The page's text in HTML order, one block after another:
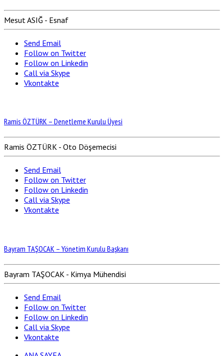
Mesut ASIĞ - Esnaf
Send Email
Follow on Twitter
Follow on Linkedin
Call via Skype
Vkontakte
Ramis ÖZTÜRK – Denetleme Kurulu Üyesi
Ramis ÖZTÜRK - Oto Döşemecisi
Send Email
Follow on Twitter
Follow on Linkedin
Call via Skype
Vkontakte
Bayram TAŞOCAK – Yönetim Kurulu Başkanı
Bayram TAŞOCAK - Kimya Mühendisi
Send Email
Follow on Twitter
Follow on Linkedin
Call via Skype
Vkontakte